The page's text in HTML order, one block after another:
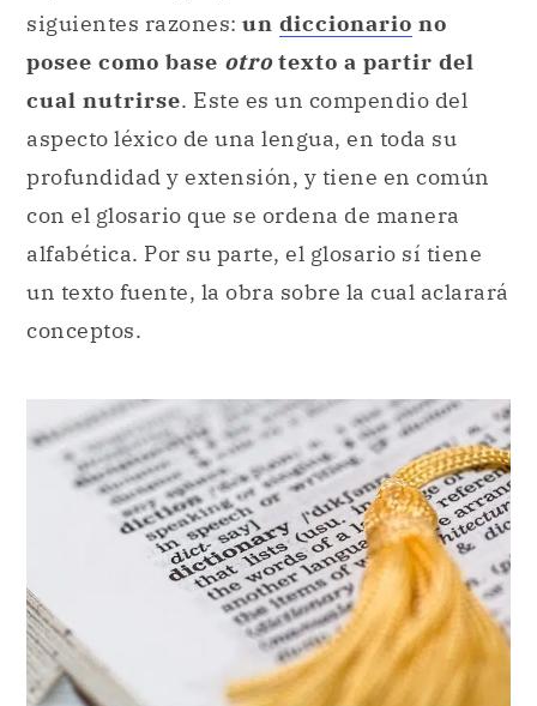
siguientes razones: un diccionario no
posee como base otrotexto a partir del
cual nutrirse. Este es un compendio del
aspecto léxico de una lengua, en toda su
profundidad y extensión, y tiene en común
con el glosario que se ordena de manera
alfabética. Por su parte, el glosario sí tiene
un texto fuente, la obra sobre la cual aclarará
conceptos.